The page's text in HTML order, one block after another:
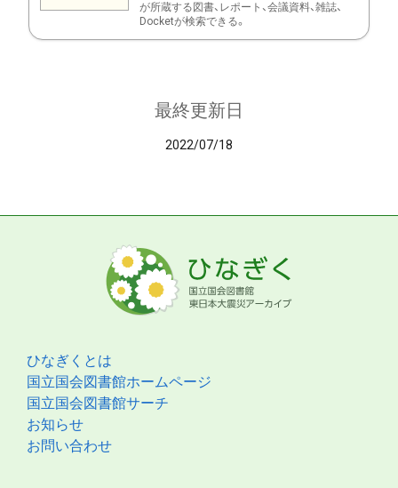
が所蔵する図書、レポート、会議資料、雑誌、
Docketが検索できる。
最終更新日
2022/07/18
ひなぎくとは
国立国会図書館ホームページ
国立国会図書館サーチ
お知らせ
お問い合わせ